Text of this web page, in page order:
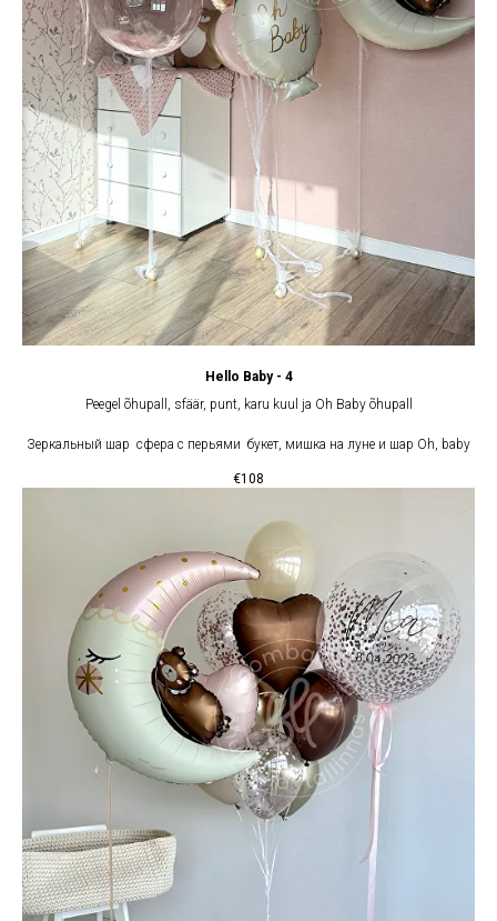
Hello Baby - 4
Peegel õhupall, sfäär, punt, karu kuul ja Oh Baby õhupall
Зеркальный шар сфера с перьями букет, мишка на луне и шар Oh, baby
€108